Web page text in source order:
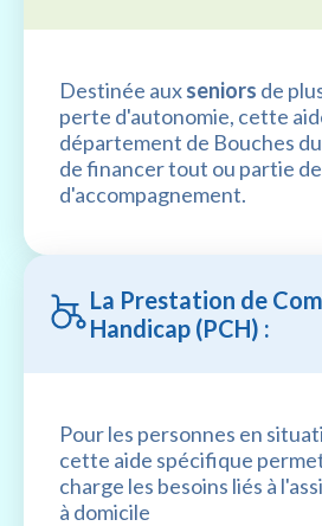
Destinée auxseniors de
perte d'autonomie, cette
département de Bouches
de financer tout ou partie
d'accompagnement.
La Prestation de
Handicap (PCH) :
Pour les personnes en
cette aide spécifique
charge les besoins liés à
à domicile